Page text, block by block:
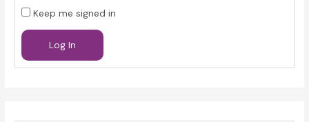
Keep me signed in
Log In